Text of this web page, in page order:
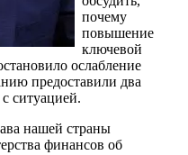
почему
повышение
ключевой
ослабление
предоставили два
ситуацией.
нашей страны
финансов об